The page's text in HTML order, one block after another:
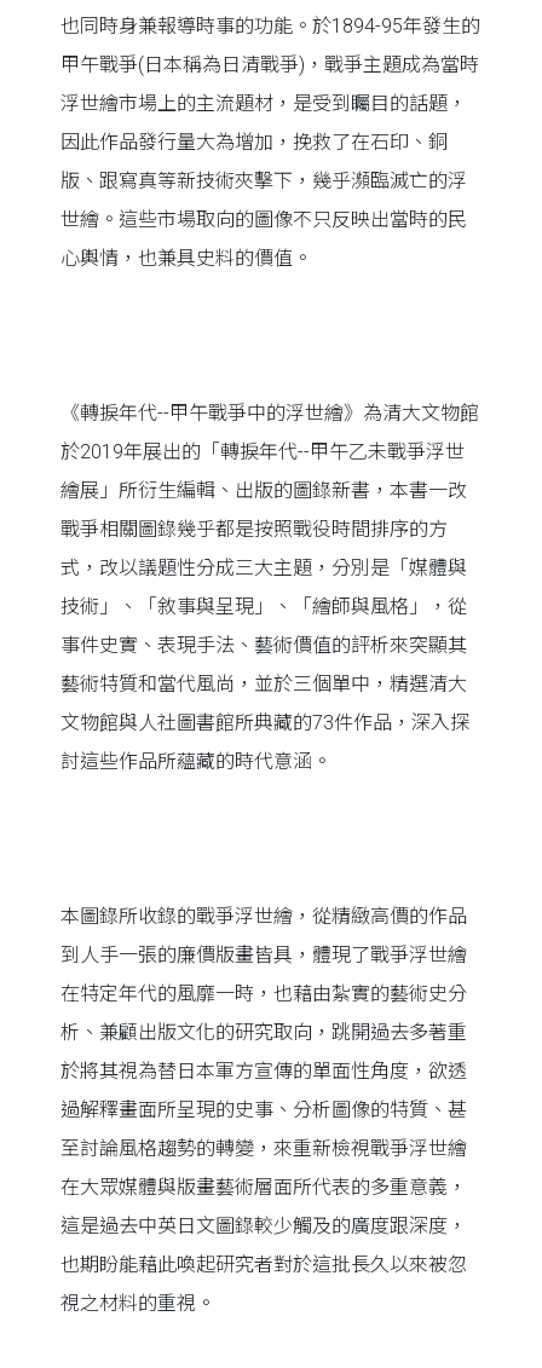
也同時身兼報導時事的功能。於1894-95年發生的
甲午戰爭(日本稱為日清戰爭)，戰爭主題成為當時
浮世繪市場上的主流題材，是受到矚目的話題，
因此作品發行量大為增加，挽救了在石印、銅
版、跟寫真等新技術夾擊下，幾乎瀕臨滅亡的浮
世繪。這些市場取向的圖像不只反映出當時的民
心輿情，也兼具史料的價值。
《轉捩年代--甲午戰爭中的浮世繪》為清大文物館
於2019年展出的「轉捩年代--甲午乙未戰爭浮世
繪展」所衍生編輯、出版的圖錄新書，本書一改
戰爭相關圖錄幾乎都是按照戰役時間排序的方
式，改以議題性分成三大主題，分別是「媒體與
技術」、「敘事與呈現」、「繪師與風格」，從
事件史實、表現手法、藝術價值的評析來突顯其
藝術特質和當代風尚，並於三個單中，精選清大
文物館與人社圖書館所典藏的73件作品，深入探
討這些作品所蘊藏的時代意涵。
本圖錄所收錄的戰爭浮世繪，從精緻高價的作品
到人手一張的廉價版畫皆具，體現了戰爭浮世繪
在特定年代的風靡一時，也藉由紮實的藝術史分
析、兼顧出版文化的研究取向，跳開過去多著重
於將其視為替日本軍方宣傳的單面性角度，欲透
過解釋畫面所呈現的史事、分析圖像的特質、甚
至討論風格趨勢的轉變，來重新檢視戰爭浮世繪
在大眾媒體與版畫藝術層面所代表的多重意義，
這是過去中英日文圖錄較少觸及的廣度跟深度，
也期盼能藉此喚起研究者對於這批長久以來被忽
視之材料的重視。